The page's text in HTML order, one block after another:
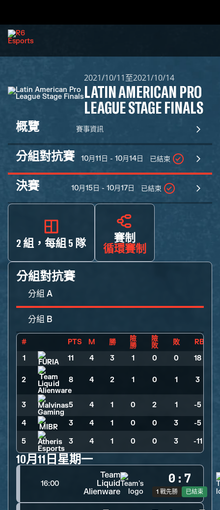
2021/10/11至2021/10/14
LATIN AMERICAN PRO
LEAGUE STAGE FINALS
概覽 賽事資訊
分組對抗賽 10月11日 - 10月14日 已結束
決賽 10月15日 - 10月17日 已結束
2 組，每組 5 隊
賽制
循環賽制
分組對抗賽
分組 A
分組 B
# PTS M 勝
險
勝
險
敗
敗
RB
1
11 4 3 1 0 0 18
2 8 4 2 1 0 1 3
3 5 4 1 0 2 1 -5
4 3 4 1 0 0 3 -5
5 3 4 1 0 0 3 -11
10月11日星期一
16:00
Team
Liquid
Alienware
0 : 7
1 戰先勝 已結束